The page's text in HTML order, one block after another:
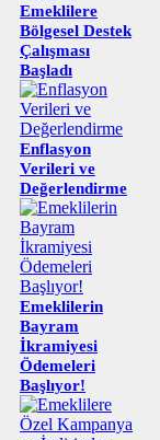
Emeklilere
Bölgesel Destek
Çalışması
Başladı
Enflasyon
Verileri ve
Değerlendirme
Emeklilerin
Bayram
İkramiyesi
Ödemeleri
Başlıyor!